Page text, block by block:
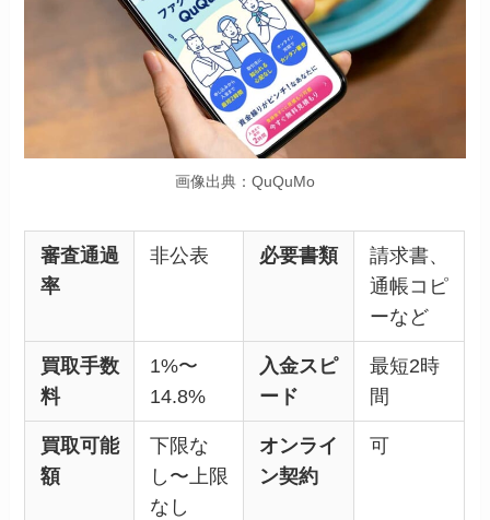
画像出典：QuQuMo
審査通過
率
非公表 必要書類
請求書、
通帳コピ
ーなど
買取手数
料
1%〜
14.8%
入金スピ
ード
最短2時
間
買取可能
額
下限な
し〜上限
なし
オンライ
ン契約
可